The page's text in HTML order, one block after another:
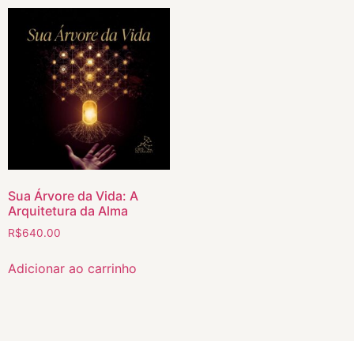
Sua Árvore da Vida: A
Arquitetura da Alma
R$640.00
Adicionar ao carrinho